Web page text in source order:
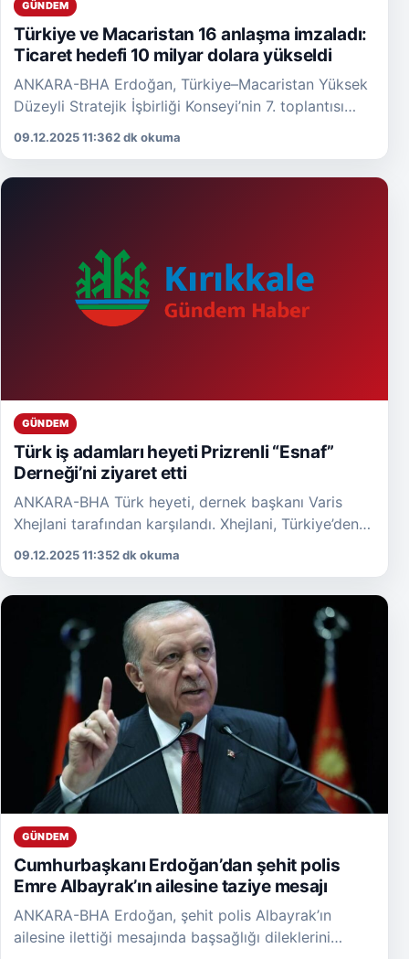
GÜNDEM
Türkiye ve Macaristan 16 anlaşma imzaladı:
Ticaret hedefi 10 milyar dolara yükseldi
ANKARA-BHA Erdoğan, Türkiye–Macaristan Yüksek
Düzeyli Stratejik İşbirliği Konseyi’nin 7. toplantısı
kapsamında Orban’ı ve heyetini İstanbul’da
09.12.2025 11:362 dk okuma
GÜNDEM
Türk iş adamları heyeti Prizrenli “Esnaf”
Derneği’ni ziyaret etti
ANKARA-BHA Türk heyeti, dernek başkanı Varis
Xhejlani tarafından karşılandı. Xhejlani, Türkiye’den
gelen iş insanlarının ilgisi ve işbirliğine yönelik
09.12.2025 11:352 dk okuma
GÜNDEM
Cumhurbaşkanı Erdoğan’dan şehit polis
Emre Albayrak’ın ailesine taziye mesajı
ANKARA-BHA Erdoğan, şehit polis Albayrak’ın
ailesine ilettiği mesajında başsağlığı dileklerini